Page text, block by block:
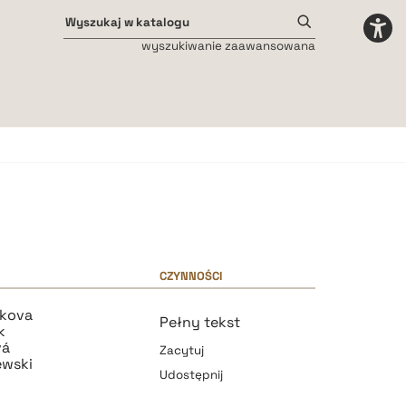
wyszukiwanie zaawansowana
CZYNNOŚCI
Pełny tekst
Zacytuj
Udostępnij